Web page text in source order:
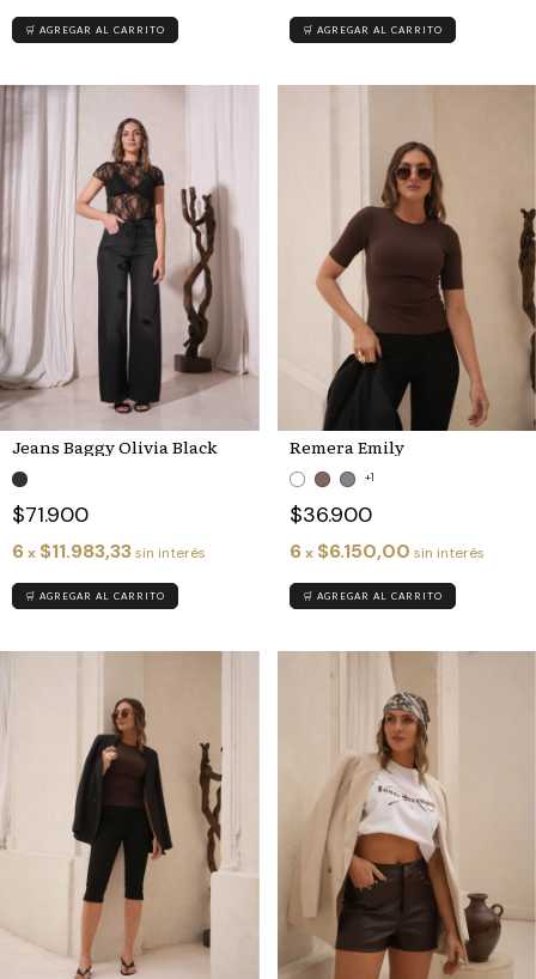
🛒 AGREGAR AL CARRITO 🛒 AGREGAR AL CARRITO
Jeans Baggy Olivia Black
$71.900
6x $11.983,33sin interés
🛒 AGREGAR AL CARRITO
Remera Emily
+1
$36.900
6 x $6.150,00 sin interés
🛒 AGREGAR AL CARRITO